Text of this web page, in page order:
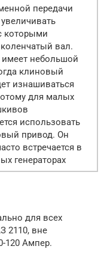
передачи
которыми
вал.
небольшой
клиновый
изнашиваться
для малых
использовать
привод. Он
встречается в
генераторах
для всех
2110, вне
120 Ампер.